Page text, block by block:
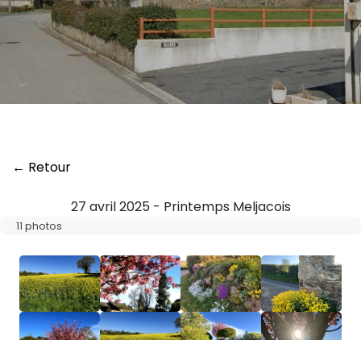
← Retour
27 avril 2025 - Printemps Meljacois
11 photos